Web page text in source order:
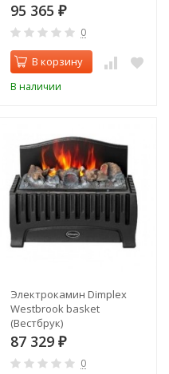
95 365 ₽
0
В корзину
В наличии
Электрокамин Dimplex
Westbrook basket
(Вестбрук)
87 329 ₽
0